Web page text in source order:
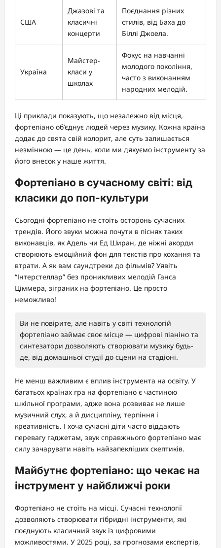
США
Джазові та
класичні
концерти
Поєднання різних
стилів, від Баха до
Біллі Джоела.
Україна
Майстер-
класи у
школах
Фокус на навчанні
молодого покоління,
часто з виконанням
народних мелодій.
Ці приклади показують, що незалежно від місця,
фортепіано об’єднує людей через музику. Кожна країна
додає до свята свій колорит, але суть залишається
незмінною — це день, коли ми дякуємо інструменту за
його внесок у наше життя.
Фортепіано в сучасному світі: від
класики до поп-культури
Сьогодні фортепіано не стоїть осторонь сучасних
трендів. Його звуки можна почути в піснях таких
виконавців, як Адель чи Ед Ширан, де ніжні акорди
створюють емоційний фон для текстів про кохання та
втрати. А як вам саундтреки до фільмів? Уявіть
“Інтерстеллар” без проникливих мелодій Ганса
Ціммера, зіграних на фортепіано. Це просто
неможливо!
Ви не повірите, але навіть у світі технологій
фортепіано займає своє місце — цифрові піаніно та
синтезатори дозволяють створювати музику будь-
де, від домашньої студії до сцени на стадіоні.
Не менш важливим є вплив інструмента на освіту. У
багатьох країнах гра на фортепіано є частиною
шкільної програми, адже вона розвиває не лише
музичний слух, а й дисципліну, терпіння і
креативність. І хоча сучасні діти часто віддають
перевагу гаджетам, звук справжнього фортепіано має
силу зачарувати навіть найзапекліших скептиків.
Майбутнє фортепіано: що чекає на
інструмент у найближчі роки
Фортепіано не стоїть на місці. Сучасні технології
дозволяють створювати гібридні інструменти, які
поєднують класичний звук із цифровими
можливостями. У 2025 році, за прогнозами експертів,